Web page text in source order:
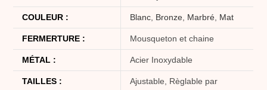
COULEUR : Blanc Bronze Marbré Mat
FERMERTURE : Mousqueton et chaine
MÉTAL : Acier Inoxydable
TAILLES :
Ajustable, Règlable par